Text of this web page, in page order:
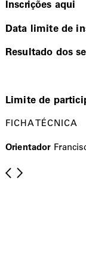
Inscrições aqui
Data limite de
Resultado dos
Limite de
FICHA TÉCNICA
Orientador